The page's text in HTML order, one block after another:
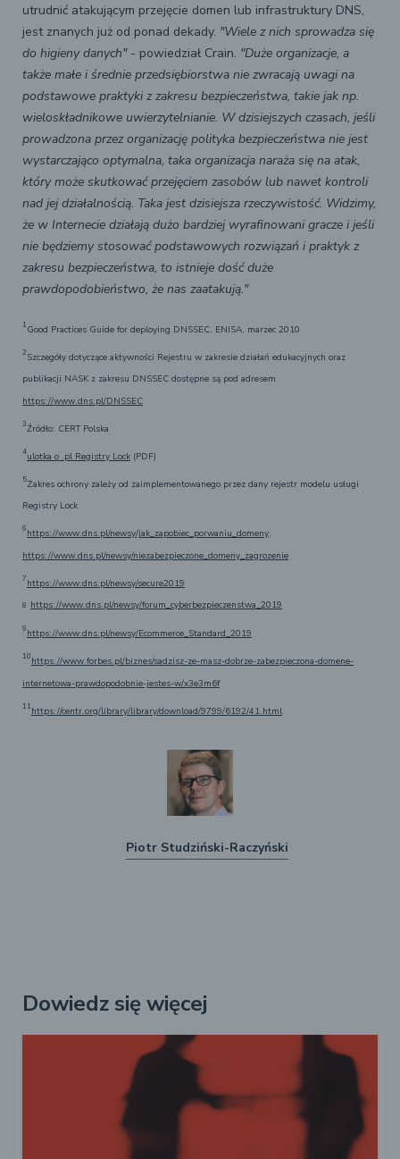
utrudnić atakującym przejęcie domen lub infrastruktury DNS,
jest znanych już od ponad dekady. "Wiele z nich sprowadza się
do higieny danych"- powiedział Crain. "Duże organizacje, a
także małe i średnie przedsiębiorstwa nie zwracają uwagi na
podstawowe praktyki z zakresu bezpieczeństwa, takie jak np.
wieloskładnikowe uwierzytelnianie. W dzisiejszych czasach, jeśli
prowadzona przez organizację polityka bezpieczeństwa nie jest
wystarczająco optymalna, taka organizacja naraża się na atak,
który może skutkować przejęciem zasobów lub nawet kontroli
nad jej działalnością. Taka jest dzisiejsza rzeczywistość. Widzimy,
że w Internecie działają dużo bardziej wyrafinowani gracze i jeśli
nie będziemy stosować podstawowych rozwiązań i praktyk z
zakresu bezpieczeństwa, to istnieje dość duże
prawdopodobieństwo, że nas zaatakują."
1Good Practices Guide for deploying DNSSEC, ENISA, marzec 2010
2Szczegóły dotyczące aktywności Rejestru w zakresie działań edukacyjnych oraz
publikacji NASK z zakresu DNSSEC dostępne są pod adresem
https://www.dns.pl/DNSSEC
3Źródło: CERT Polska
4ulotka o .pl Registry Lock (PDF)
5Zakres ochrony zależy od zaimplementowanego przez dany rejestr modelu usługi
Registry Lock
6https://www.dns.pl/newsy/jak_zapobiec_porwaniu_domeny,
https://www.dns.pl/newsy/niezabezpieczone_domeny_zagrozenie
7https://www.dns.pl/newsy/secure2019
8 https://www.dns.pl/newsy/forum_cyberbezpieczenstwa_2019
9https://www.dns.pl/newsy/Ecommerce_Standard_2019
10https://www.forbes.pl/biznes/sadzisz-ze-masz-dobrze-zabezpieczona-domene-
internetowa-prawdopodobnie-jestes-w/x3e3m6f
11https://centr.org/library/library/download/9799/6192/41.html
Piotr Studziński-Raczyński
Dowiedz się więcej